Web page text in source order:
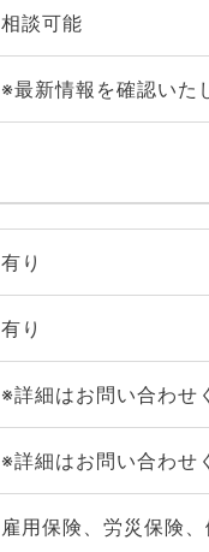
相談可能
※最新情報を確認いた
有り
有り
※詳細はお問い合わせ
※詳細はお問い合わせ
雇用保険、労災保険